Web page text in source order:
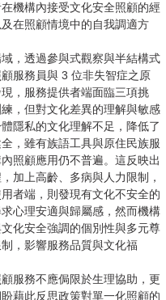
機構內接受文化安全照顧的經
在照顧情境中的自我調適方
，透過參與式觀察與半結構式
服務員與 3 位非失智症之原
，服務提供者端面臨三項挑
，但對文化差異的理解與敏感
隱私的文化理解不足，降低了
，雖有族語工具與原住民族服
照顧應用仍不普遍。這反映出
加上高齡、多病與人力限制，
者端，則發現有文化不安全的
心理安適與歸屬感，然而機構
化安全強調的個別性與多元尊
，影響服務品質與文化福
服務不應侷限於生理協助，更
藉此反思政策對單一化照顧的